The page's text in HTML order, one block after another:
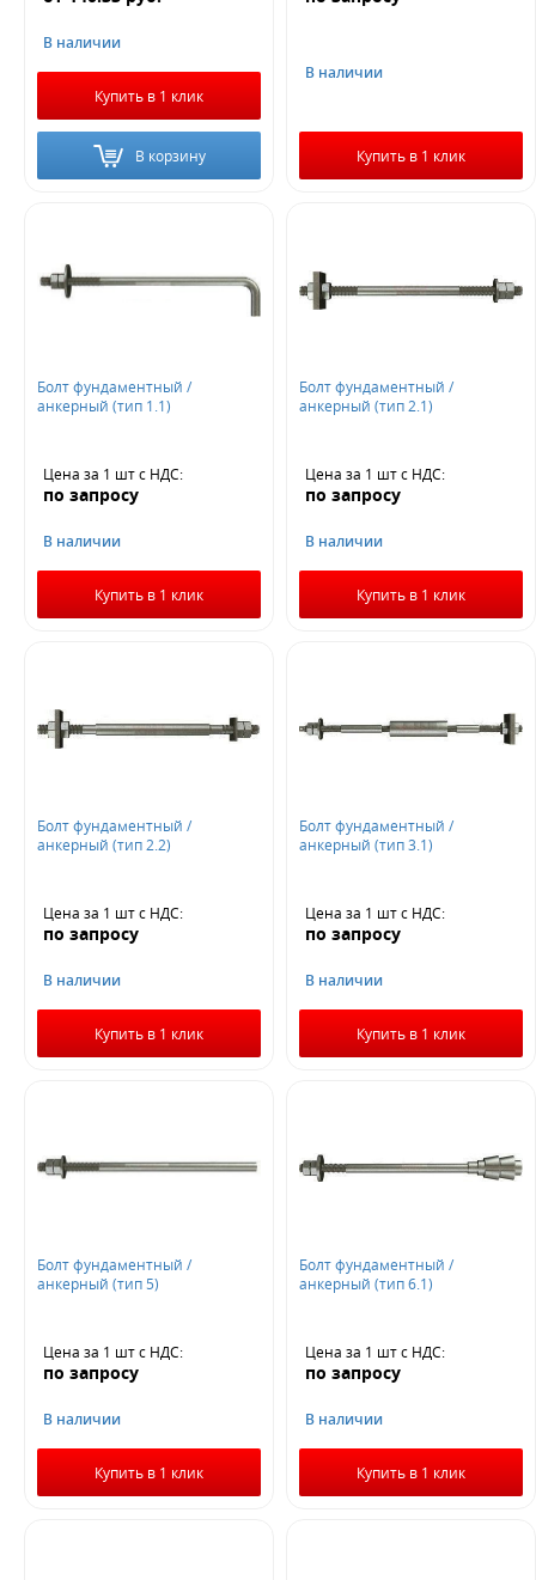
В наличии
Купить в 1 клик
В корзину
В наличии
Купить в 1 клик
Болт фундаментный /
анкерный (тип 1.1)
Цена за 1 штс НДС:
по запросу
В наличии
Купить в 1 клик
Болт фундаментный /
анкерный (тип 2.1)
Цена за 1 штс НДС:
по запросу
В наличии
Купить в 1 клик
Болт фундаментный /
анкерный (тип 2.2)
Цена за 1 штс НДС:
по запросу
В наличии
Купить в 1 клик
Болт фундаментный /
анкерный (тип 3.1)
Цена за 1 штс НДС:
по запросу
В наличии
Купить в 1 клик
Болт фундаментный /
анкерный (тип 5)
Цена за 1 штс НДС:
по запросу
В наличии
Купить в 1 клик
Болт фундаментный /
анкерный (тип 6.1)
Цена за 1 штс НДС:
по запросу
В наличии
Купить в 1 клик